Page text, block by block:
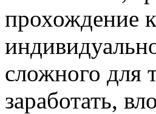
прохождение
сложного для
заработать,